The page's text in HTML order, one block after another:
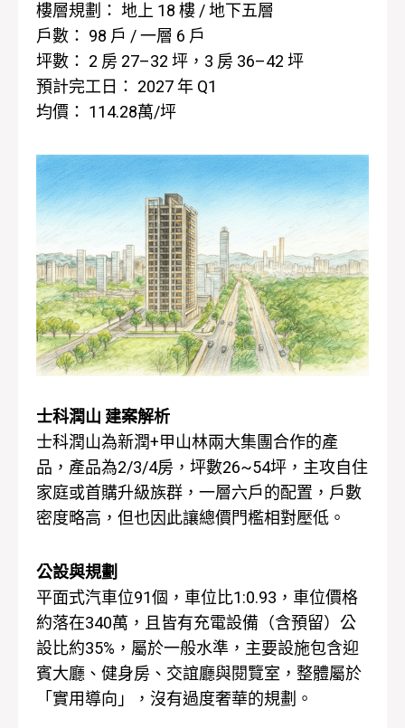
樓層規劃： 地上 18 樓 / 地下五層
戶數： 98 戶 / 一層 6 戶
坪數： 2 房 27–32 坪，3 房 36–42 坪
預計完工日： 2027 年 Q1
均價： 114.28萬/坪
士科潤山 建案解析
士科潤山為新潤+甲山林兩大集團合作的產
品，產品為2/3/4房，坪數26~54坪，主攻自住
家庭或首購升級族群，一層六戶的配置，戶數
密度略高，但也因此讓總價門檻相對壓低。
公設與規劃
平面式汽車位91個，車位比1:0.93，車位價格
約落在340萬，且皆有充電設備（含預留）公
設比約35%，屬於一般水準，主要設施包含迎
賓大廳、健身房、交誼廳與閱覽室，整體屬於
「實用導向」，沒有過度奢華的規劃。